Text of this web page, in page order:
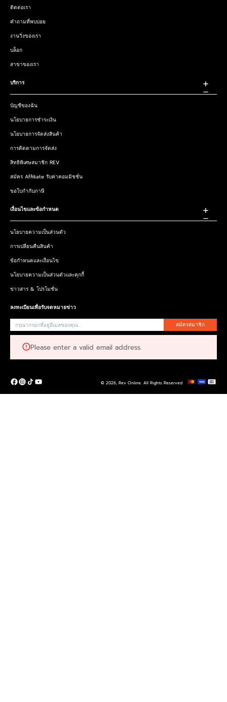
ติดต่อเรา
คำถามที่พบบ่อย
งานวิ่งของเรา
บล็อก
สาขาของเรา
บริการ
บัญชีของฉัน
นโยบายการชำระเงิน
นโยบายการจัดส่งสินค้า
การติดตามการจัดส่ง
สิทธิพิเศษสมาชิก REV
สมัคร Affiliate รับค่าคอมมิชชั่น
ขอใบกำกับภาษี
เงื่อนไขและข้อกำหนด
นโยบายความเป็นส่วนตัว
การเปลี่ยนคืนสินค้า
ข้อกำหนดและเงื่อนไข
นโยบายความเป็นส่วนตัวและคุกกี้
ข่าวสาร & โปรโมชั่น
ลงทะเบียนเพื่อรับจดหมายข่าว
สมัครสมาชิก
Please enter a valid email address.
© 2026, Rev Online. All Rights Reserved